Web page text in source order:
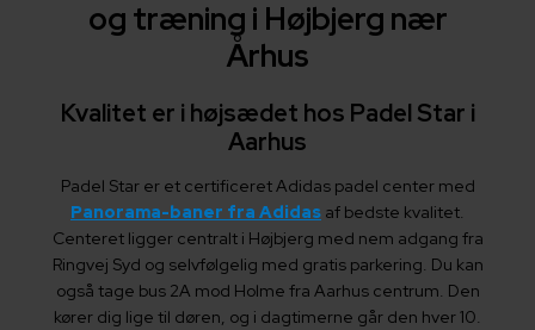
og træning i Højbjerg nær
Århus
Kvalitet er i højsædet hos Padel Star i
Aarhus
Padel Star er et certificeret Adidas padel center med
Panorama-baner fra Adidas af bedste kvalitet.
Centeret ligger centralt i Højbjerg med nem adgang fra
Ringvej Syd og selvfølgelig med gratis parkering. Du kan
også tage bus 2A mod Holme fra Aarhus centrum. Den
kører dig lige til døren, og i dagtimerne går den hver 10.